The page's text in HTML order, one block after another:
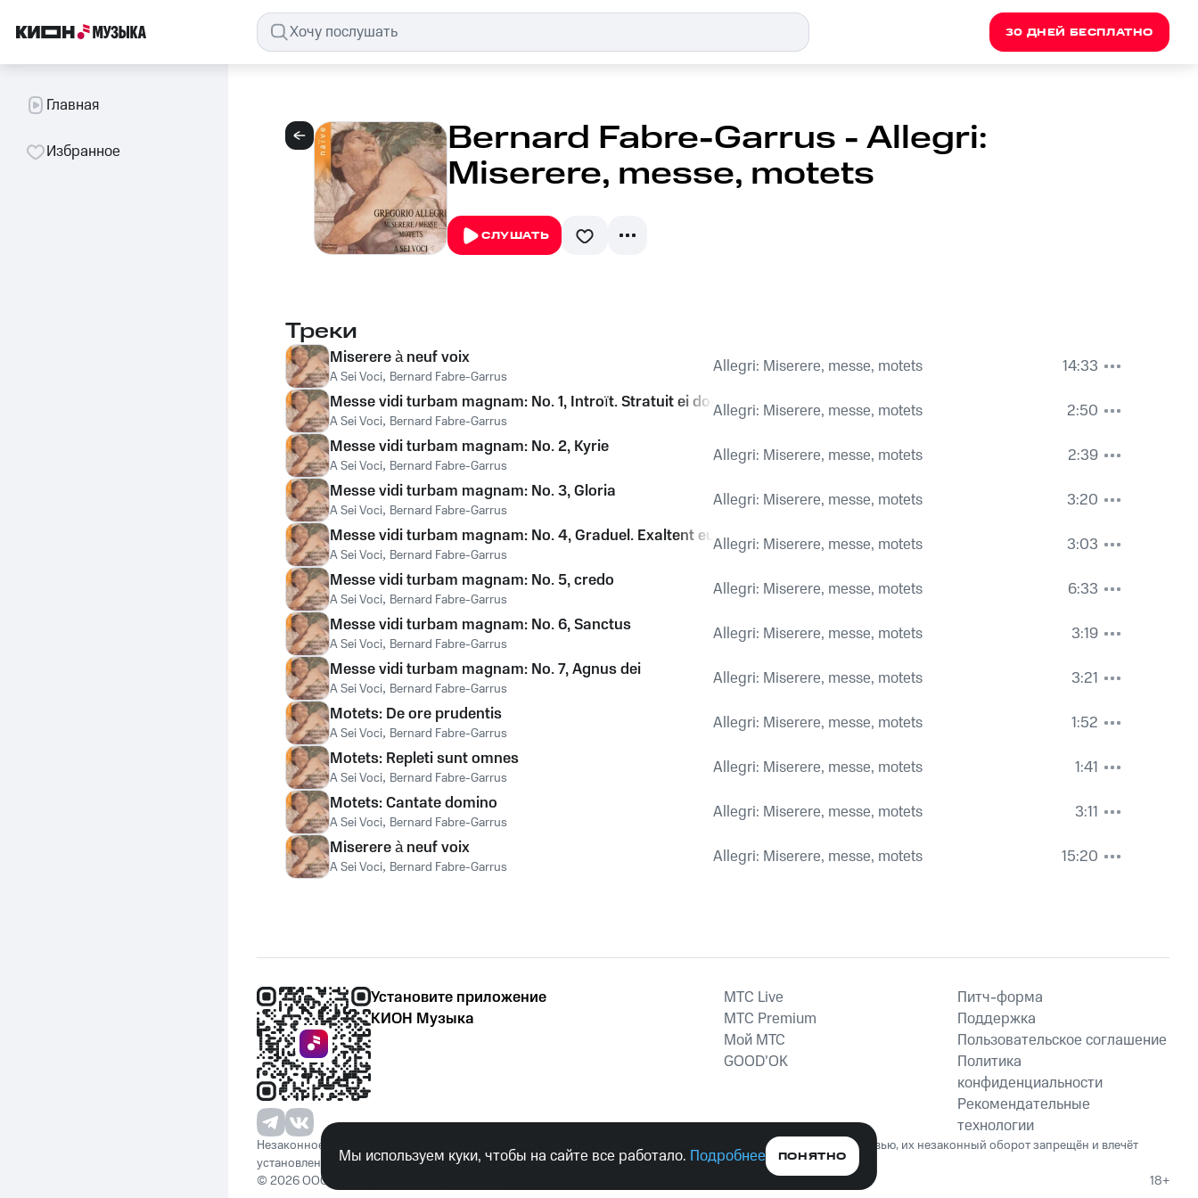
30 ДНЕЙ БЕСПЛАТНО
Главная
Избранное Bernard Fabre-Garrus - Allegri:
Miserere, messe, motets
СЛУШАТЬ
Треки
Miserere à neuf voix
A Sei Voci, Bernard Fabre-Garrus Allegri: Miserere, messe, motets
14:33
Messe vidi turbam magnam: No. 1, Introït. Stratuit ei dominum
A Sei Voci, Bernard Fabre-Garrus Allegri: Miserere, messe, motets
2:50
Messe vidi turbam magnam: No. 2, Kyrie
A Sei Voci, Bernard Fabre-Garrus Allegri: Miserere, messe, motets
2:39
Messe vidi turbam magnam: No. 3, Gloria
A Sei Voci, Bernard Fabre-Garrus Allegri: Miserere, messe, motets
3:20
Messe vidi turbam magnam: No. 4, Graduel. Exaltent eum
A Sei Voci, Bernard Fabre-Garrus Allegri: Miserere, messe, motets
3:03
Messe vidi turbam magnam: No. 5, credo
A Sei Voci, Bernard Fabre-Garrus Allegri: Miserere, messe, motets
6:33
Messe vidi turbam magnam: No. 6, Sanctus
A Sei Voci, Bernard Fabre-Garrus Allegri: Miserere, messe, motets
3:19
Messe vidi turbam magnam: No. 7, Agnus dei
A Sei Voci, Bernard Fabre-Garrus Allegri: Miserere, messe, motets
3:21
Motets: De ore prudentis
A Sei Voci, Bernard Fabre-Garrus Allegri: Miserere, messe, motets
1:52
Motets: Repleti sunt omnes
A Sei Voci, Bernard Fabre-Garrus Allegri: Miserere, messe, motets
1:41
Motets: Cantate domino
A Sei Voci, Bernard Fabre-Garrus Allegri: Miserere, messe, motets
3:11
Miserere à neuf voix
A Sei Voci, Bernard Fabre-Garrus Allegri: Miserere, messe, motets 15:20
Установите приложение
КИОН Музыка
MTС Live
MTС Premium
Мой МТС
GOOD’OK
Питч-форма
Поддержка
Пользовательское соглашение
Политика
конфиденциальности
Рекомендательные
технологии
Незаконное потребление наркотических средств, психотропных веществ, их аналогов причиняет вред здоровью, их незаконный оборот запрещён и влечёт
установленную законодательством ответственность.
© 2026 ООО «КИОН». Все права защищены
18+
Мы используем куки, чтобы на сайте все работало. Подробнее ПОНЯТНО